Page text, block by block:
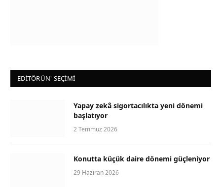
EDİTÖRÜN' SEÇİMİ
Yapay zekâ sigortacılıkta yeni dönemi
başlatıyor
2 Temmuz 2026
Konutta küçük daire dönemi güçleniyor
29 Haziran 2026